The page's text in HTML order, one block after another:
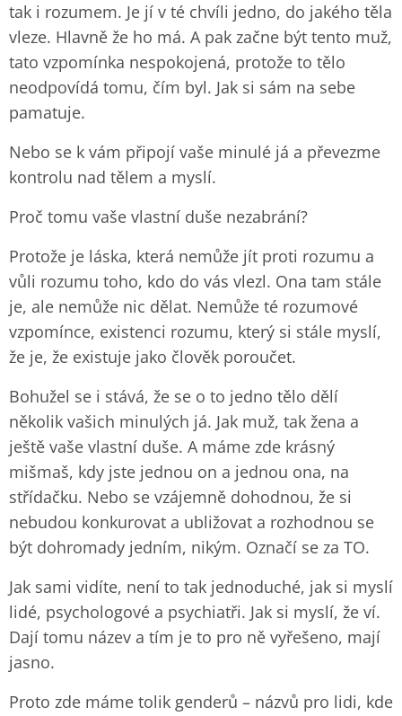
tak i rozumem. Je jí v té chvíli jedno, do jakého těla
vleze. Hlavně že ho má. A pak začne být tento muž,
tato vzpomínka nespokojená, protože to tělo
neodpovídá tomu, čím byl. Jak si sám na sebe
pamatuje.
Nebo se k vám připojí vaše minulé já a převezme
kontrolu nad tělem a myslí.
Proč tomu vaše vlastní duše nezabrání?
Protože je láska, která nemůže jít proti rozumu a
vůli rozumu toho, kdo do vás vlezl. Ona tam stále
je, ale nemůže nic dělat. Nemůže té rozumové
vzpomínce, existenci rozumu, který si stále myslí,
že je, že existuje jako člověk poroučet.
Bohužel se i stává, že se o to jedno tělo dělí
několik vašich minulých já. Jak muž, tak žena a
ještě vaše vlastní duše. A máme zde krásný
mišmaš, kdy jste jednou on a jednou ona, na
střídačku. Nebo se vzájemně dohodnou, že si
nebudou konkurovat a ubližovat a rozhodnou se
být dohromady jedním, nikým. Označí se za TO.
Jak sami vidíte, není to tak jednoduché, jak si myslí
lidé, psychologové a psychiatři. Jak si myslí, že ví.
Dají tomu název a tím je to pro ně vyřešeno, mají
jasno.
Proto zde máme tolik genderů – názvů pro lidi, kde